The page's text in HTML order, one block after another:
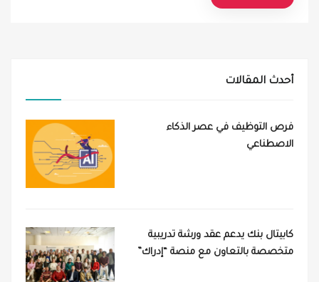
n
أحدث المقالات
فرص التوظيف في عصر الذكاء
الاصطناعي
كابيتال بنك يدعم عقد ورشة تدريبية
متخصصة بالتعاون مع منصة “إدراك”